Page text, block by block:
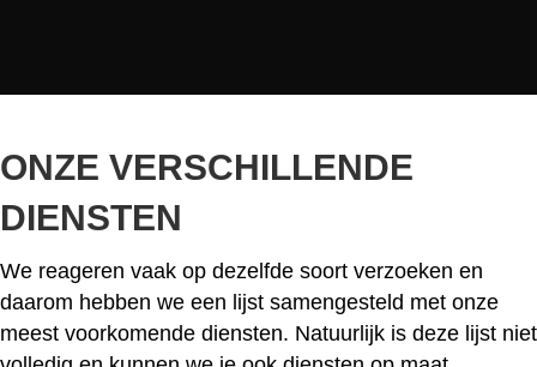
ONZE VERSCHILLENDE
DIENSTEN
We reageren vaak op dezelfde soort verzoeken en
daarom hebben we een lijst samengesteld met onze
meest voorkomende diensten. Natuurlijk is deze lijst niet